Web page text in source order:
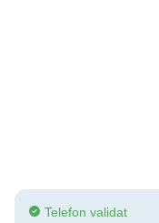
Telefon validat